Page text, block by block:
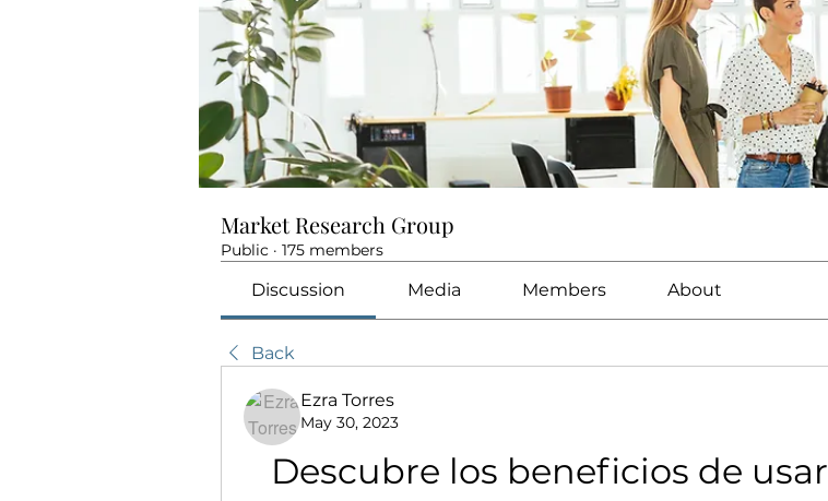
Market Research Group
Public · 175 members
Discussion Media Members About
Back
Ezra Torres
May 30, 2023
Descubre los beneficios de usar